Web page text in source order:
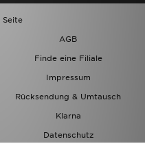
Seite
AGB
Finde eine Filiale
Impressum
Rücksendung & Umtausch
Klarna
Datenschutz